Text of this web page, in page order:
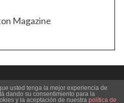
TO TOP
usted tenga la mejor experiencia de
dando su consentimiento para la
y la aceptación de nuestra política de